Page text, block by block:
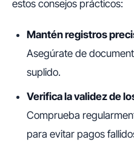
estos consejos prácticos:
Mantén registros
Asegúrate de
suplido.
Verifica la validez de
Comprueba
para evitar pagos